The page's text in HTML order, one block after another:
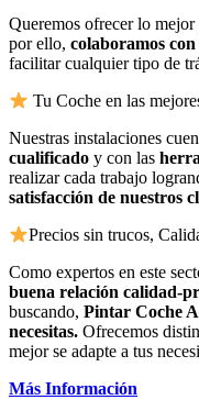
Queremos ofrecer lo
por ello, colaboramos
facilitar cualquier tipo de
Tu Coche en las
Nuestras instalaciones
cualificado y con las
realizar cada trabajo
satisfacción de nuestros
Precios sin trucos,
Como expertos en este
buena relación calidad-
buscando, Pintar Coche
necesitas. Ofrecemos
mejor se adapte a tus
Más Información